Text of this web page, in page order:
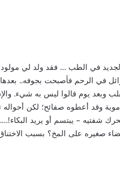
الرحم فأصبحت بجوفه.. بعدها
وبعد يوم قالوا ليس به شيء.
وقد أعطوه صفائح؛ لكن
شفتيه – يبتسم أو يريد